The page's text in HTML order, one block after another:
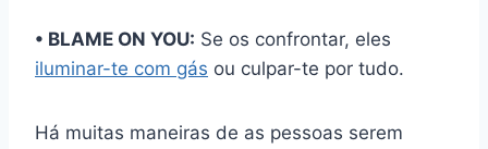
• BLAME ON YOU: Se os confrontar, eles
iluminar-te com gás ou culpar-te por tudo.
Há muitas maneiras de as pessoas serem